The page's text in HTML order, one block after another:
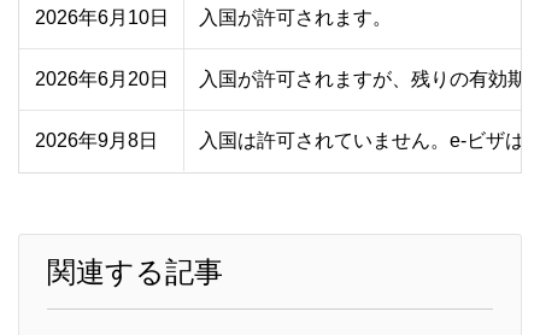
2026年6月10日 入国が許可されます。
2026年6月20日 入国が許可されますが、残りの有効期
2026年9月8日 入国は許可されていません。e-ビザは
関連する記事